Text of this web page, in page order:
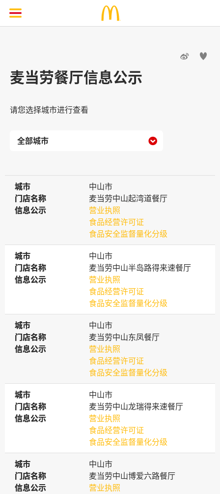
 
麦当劳餐厅信息公示
请您选择城市进行查看

城市
城市
中山市
门店名称
门店名称
麦当劳中山起湾道餐厅
信息公示
信息公示
营业执照
食品经营许可证
食品安全监督量化分级
城市
城市
中山市
门店名称
门店名称
麦当劳中山半岛路得来速餐厅
信息公示
信息公示
营业执照
食品经营许可证
食品安全监督量化分级
城市
城市
中山市
门店名称
门店名称
麦当劳中山东凤餐厅
信息公示
信息公示
营业执照
食品经营许可证
食品安全监督量化分级
城市
城市
中山市
门店名称
门店名称
麦当劳中山龙瑞得来速餐厅
信息公示
信息公示
营业执照
食品经营许可证
食品安全监督量化分级
城市
城市
中山市
门店名称
门店名称
麦当劳中山博爱六路餐厅
信息公示
信息公示
营业执照